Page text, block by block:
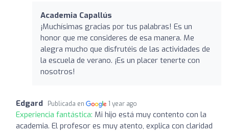
Academia Capallús
¡Muchísimas gracias por tus palabras! Es un
honor que me consideres de esa manera. Me
alegra mucho que disfrutéis de las actividades de
la escuela de verano. ¡Es un placer tenerte con
nosotros!
Edgard Publicada en 1 year ago
Experiencia fantástica: Mi hijo está muy contento con la
academia. El profesor es muy atento, explica con claridad